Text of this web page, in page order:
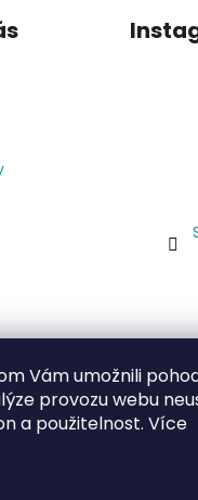
Vám umožnili
provozu webu
a použitelnost. Více